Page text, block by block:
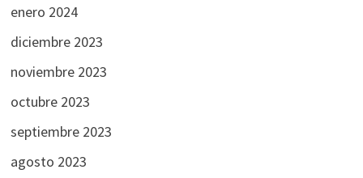
enero 2024
diciembre 2023
noviembre 2023
octubre 2023
septiembre 2023
agosto 2023